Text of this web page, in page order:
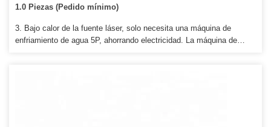
1.0 Piezas (Pedido mínimo)
3. Bajo calor de la fuente láser, solo necesita una máquina de
enfriamiento de agua 5P, ahorrando electricidad. La máquina de